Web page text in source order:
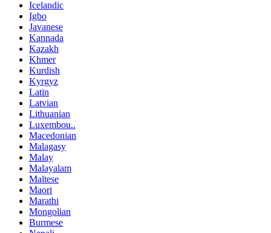
Icelandic
Igbo
Javanese
Kannada
Kazakh
Khmer
Kurdish
Kyrgyz
Latin
Latvian
Lithuanian
Luxembou..
Macedonian
Malagasy
Malay
Malayalam
Maltese
Maori
Marathi
Mongolian
Burmese